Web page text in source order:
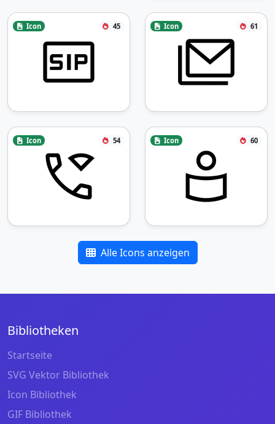
Icon 45 Icon 61
Icon 54 Icon 60
Alle Icons anzeigen
Bibliotheken
Startseite
SVG Vektor Bibliothek
Icon Bibliothek
GIF Bibliothek